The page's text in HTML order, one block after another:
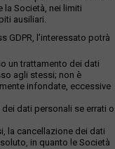
la Società, nei limiti
ausiliari.
GDPR, l’interessato potrà
un trattamento dei dati
agli stessi; non è
infondate, eccessive
dati personali se errati o
la cancellazione dei dati
in quanto le Società